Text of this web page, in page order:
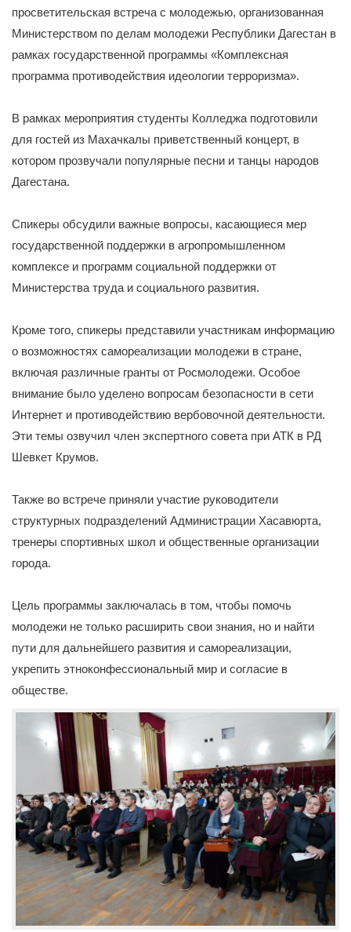
просветительская встреча с молодежью, организованная
Министерством по делам молодежи Республики Дагестан в
рамках государственной программы «Комплексная
программа противодействия идеологии терроризма».
В рамках мероприятия студенты Колледжа подготовили
для гостей из Махачкалы приветственный концерт, в
котором прозвучали популярные песни и танцы народов
Дагестана.
Спикеры обсудили важные вопросы, касающиеся мер
государственной поддержки в агропромышленном
комплексе и программ социальной поддержки от
Министерства труда и социального развития.
Кроме того, спикеры представили участникам информацию
о возможностях самореализации молодежи в стране,
включая различные гранты от Росмолодежи. Особое
внимание было уделено вопросам безопасности в сети
Интернет и противодействию вербовочной деятельности.
Эти темы озвучил член экспертного совета при АТК в РД
Шевкет Крумов.
Также во встрече приняли участие руководители
структурных подразделений Администрации Хасавюрта,
тренеры спортивных школ и общественные организации
города.
Цель программы заключалась в том, чтобы помочь
молодежи не только расширить свои знания, но и найти
пути для дальнейшего развития и самореализации,
укрепить этноконфессиональный мир и согласие в
обществе.